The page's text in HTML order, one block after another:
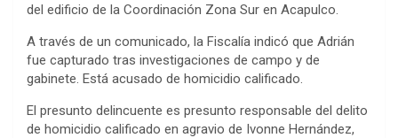
del edificio de la Coordinación Zona Sur en Acapulco.
A través de un comunicado, la Fiscalía indicó que Adrián
fue capturado tras investigaciones de campo y de
gabinete. Está acusado de homicidio calificado.
El presunto delincuente es presunto responsable del delito
de homicidio calificado en agravio de Ivonne Hernández,